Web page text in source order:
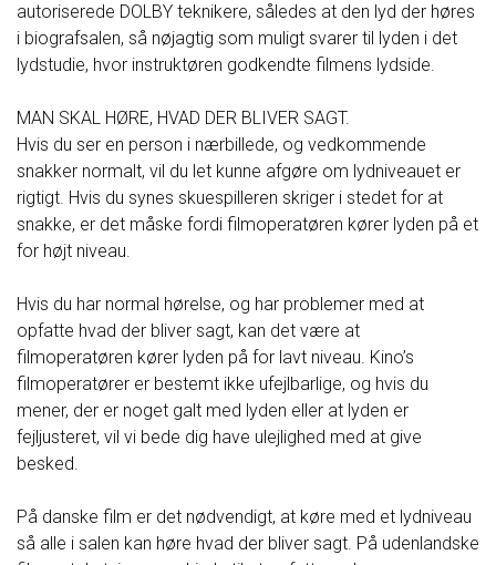
autoriserede DOLBY teknikere, således at den lyd der høres
i biografsalen, så nøjagtig som muligt svarer til lyden i det
lydstudie, hvor instruktøren godkendte filmens lydside.
MAN SKAL HØRE, HVAD DER BLIVER SAGT.
Hvis du ser en person i nærbillede, og vedkommende
snakker normalt, vil du let kunne afgøre om lydniveauet er
rigtigt. Hvis du synes skuespilleren skriger i stedet for at
snakke, er det måske fordi filmoperatøren kører lyden på et
for højt niveau.
Hvis du har normal hørelse, og har problemer med at
opfatte hvad der bliver sagt, kan det være at
filmoperatøren kører lyden på for lavt niveau. Kino’s
filmoperatører er bestemt ikke ufejlbarlige, og hvis du
mener, der er noget galt med lyden eller at lyden er
fejljusteret, vil vi bede dig have ulejlighed med at give
besked.
På danske film er det nødvendigt, at køre med et lydniveau
så alle i salen kan høre hvad der bliver sagt. På udenlandske